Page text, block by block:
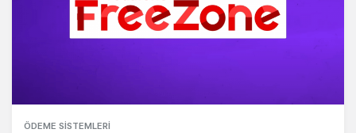
ÖDEME SISTEMLERI